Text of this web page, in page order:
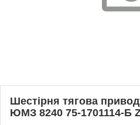
Шестірня тягова
ЮМЗ 8240 75-1701114-Б